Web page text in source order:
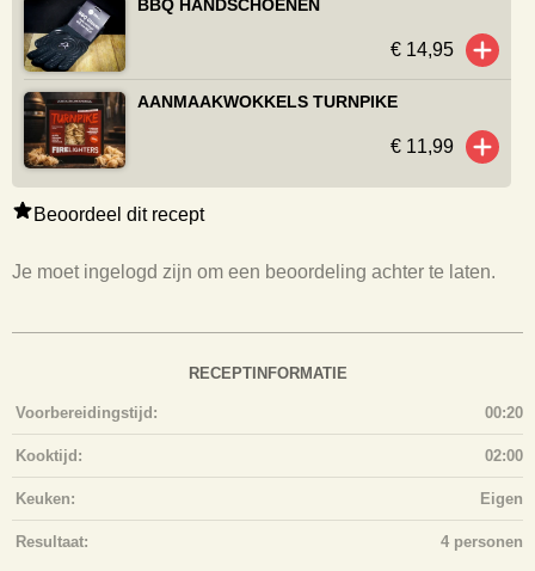
Beoordeel dit recept
Je moet ingelogd zijn om een beoordeling achter te laten.
RECEPTINFORMATIE
Voorbereidingstijd: 00:20
Kooktijd: 02:00
Keuken: Eigen
Resultaat: 4 personen
BBQ HANDSCHOENEN
€ 14,95
AANMAAKWOKKELS TURNPIKE
€ 11,99